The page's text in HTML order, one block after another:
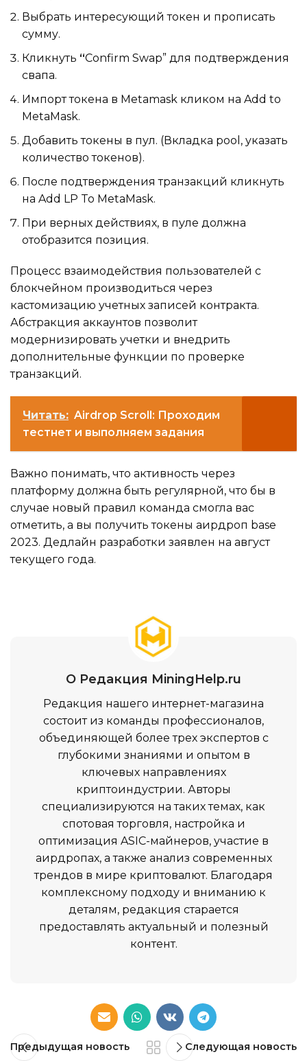
Выбрать интересующий токен и прописать
сумму.
Кликнуть “Confirm Swap” для подтверждения
свапа.
Импорт токена в Metamask кликом на Add to
MetaMask.
Добавить токены в пул. (Вкладка pool, указать
количество токенов).
После подтверждения транзакций кликнуть
на Add LP To MetaMask.
При верных действиях, в пуле должна
отобразится позиция.
Процесс взаимодействия пользователей с
блокчейном производиться через
кастомизацию учетных записей контракта.
Абстракция аккаунтов позволит
модернизировать учетки и внедрить
дополнительные функции по проверке
транзакций.
Читать: Airdrop Scroll: Проходим
тестнет и выполняем задания
Важно понимать, что активность через
платформу должна быть регулярной, что бы в
случае новый правил команда смогла вас
отметить, а вы получить токены аирдроп base
2023. Дедлайн разработки заявлен на август
текущего года.
О Редакция MiningHelp.ru
Редакция нашего интернет-магазина
состоит из команды профессионалов,
объединяющей более трех экспертов с
глубокими знаниями и опытом в
ключевых направлениях
криптоиндустрии. Авторы
специализируются на таких темах, как
спотовая торговля, настройка и
оптимизация ASIC-майнеров, участие в
аирдропах, а также анализ современных
трендов в мире криптовалют. Благодаря
комплексному подходу и вниманию к
деталям, редакция старается
предоставлять актуальный и полезный
контент.
Предыдущая новость Следующая новость